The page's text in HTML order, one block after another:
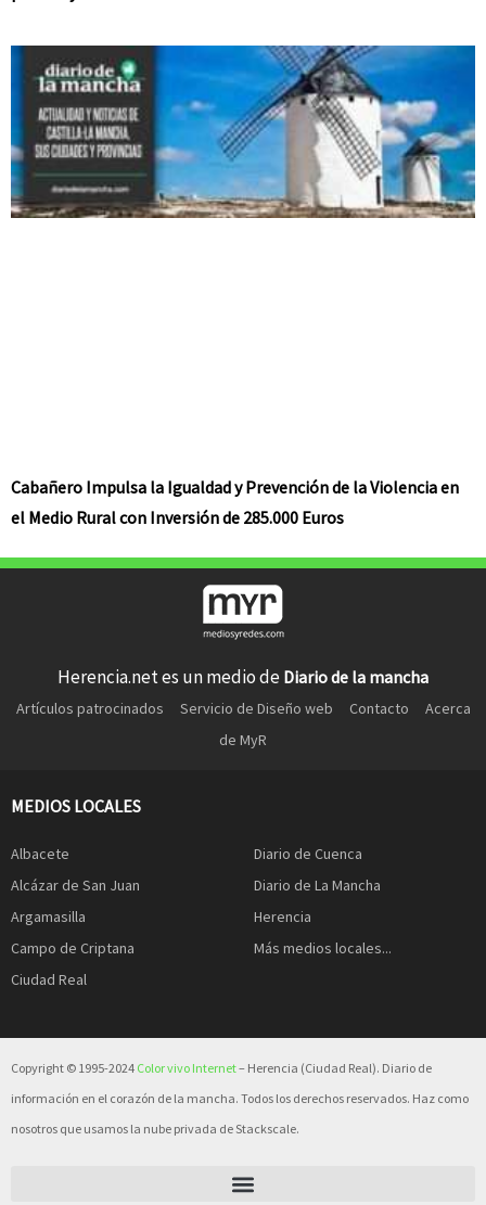
Cabañero Impulsa la Igualdad y Prevención de la Violencia en
el Medio Rural con Inversión de 285.000 Euros
Herencia.net es un medio de Diario de la mancha
Artículos patrocinados Servicio de Diseño web Contacto
Acerca
de MyR
MEDIOS LOCALES
Albacete
Alcázar de San Juan
Argamasilla
Campo de Criptana
Ciudad Real
Diario de Cuenca
Diario de La Mancha
Herencia
Más medios locales...
Copyright © 1995-2024 Color vivo Internet– Herencia (Ciudad Real). Diario de
información en el corazón de la mancha. Todos los derechos reservados. Haz como
nosotros que usamos la nube privada de Stackscale.